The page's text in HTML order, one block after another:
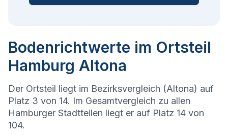
Bodenrichtwerte im Ortsteil
Hamburg Altona
Der Ortsteil liegt im Bezirksvergleich (Altona) auf
Platz 3 von 14. Im Gesamtvergleich zu allen
Hamburger Stadtteilen liegt er auf Platz 14 von
104.